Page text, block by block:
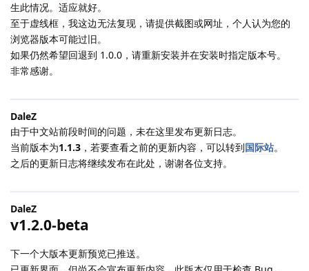
生此情况。适应就好。
至于虚线框，我这边无法复现，请提供截图或网址，个人认为您的
浏览器版本可能过旧。
如果仍然希望回退到 1.0.0，请重新安装并在安装时指定版本号。
非常感谢。
DaleZ
由于中文站前段时间的问题，未在这里发布更新日志。
当前版本为1.1.3 ，若要查看之前的更新内容，可以转到国际站。
之后的更新日志将继续发布在此处，谢谢各位支持。
DaleZ
v1.2.0-beta
下一个大版本更新预览已推送。